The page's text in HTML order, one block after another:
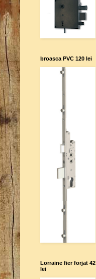
broasca PVC 120 lei
Lorraine fier forjat 42
lei